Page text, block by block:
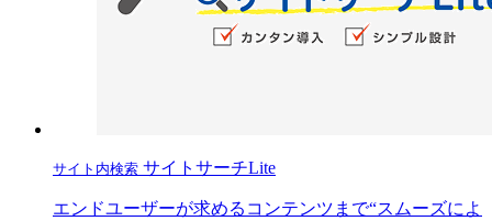
サイト内検索 サイトサーチLite
エンドユーザーが求めるコンテンツまで“スムーズによ